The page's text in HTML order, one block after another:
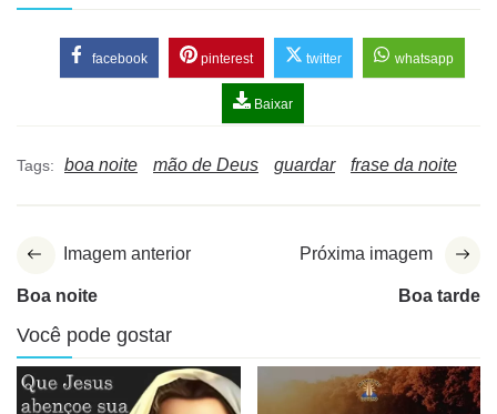
facebook pinterest twitter whatsapp
Baixar
Tags: boa noite mão de Deus guardar frase da noite
Imagem anterior
Boa noite
Próxima imagem
Boa tarde
Você pode gostar